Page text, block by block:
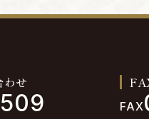
わせ
FAX